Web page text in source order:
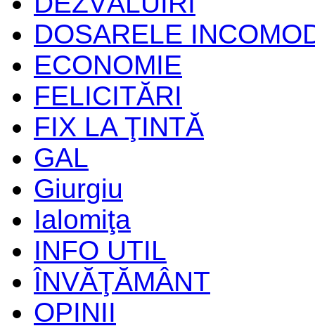
DOSARELE
ECONOMIE
FELICITĂRI
FIX LA ŢINTĂ
GAL
Giurgiu
Ialomiţa
INFO UTIL
ÎNVĂŢĂMÂNT
OPINII